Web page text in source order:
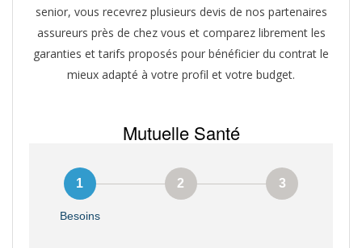
senior, vous recevrez plusieurs devis de nos partenaires
assureurs près de chez vous et comparez librement les
garanties et tarifs proposés pour bénéficier du contrat le
mieux adapté à votre profil et votre budget.